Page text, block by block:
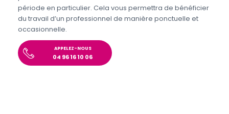
période en particulier. Cela vous permettra de bénéficier
du travail d’un professionnel de manière ponctuelle et
occasionnelle.
APPELEZ-NOUS
04 96 16 10 06